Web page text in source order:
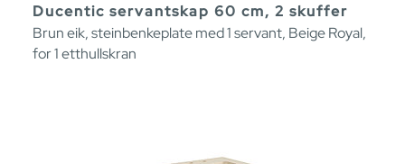
Ducentic servantskap 60 cm, 2 skuffer
Brun eik, steinbenkeplate med 1 servant, Beige Royal,
for 1 etthullskran